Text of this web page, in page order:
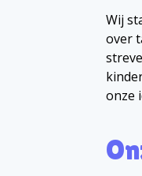
Wij
over
onze